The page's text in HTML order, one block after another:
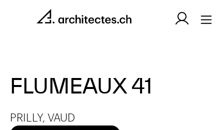
FLUMEAUX 41
PRILLY, VAUD